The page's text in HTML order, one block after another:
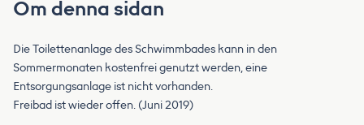
Om denna sidan
Die Toilettenanlage des Schwimmbades kann in den
Sommermonaten kostenfrei genutzt werden, eine
Entsorgungsanlage ist nicht vorhanden.
Freibad ist wieder offen. (Juni 2019)